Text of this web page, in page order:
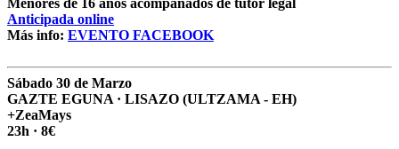
Menores de 16 años acompañados de tutor legal
Anticipada online
Más info: EVENTO FACEBOOK
Sábado 30 de Marzo
GAZTE EGUNA · LISAZO (ULTZAMA - EH)
+ZeaMays
23h · 8€